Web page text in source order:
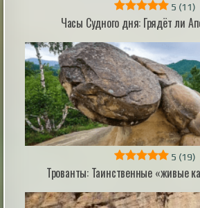
«Незримое»
ужасов
Представляем вашему вниманию
короткометражный фильм
— триллер, пост-хоррор с
Трудный подросток-девушка после
с родителями начинает замечать у
некую незримую силу… Режиссёр и
Владимир Мотырев В главных
Шепелевич, Антонина Малышко,
screepdveri.ru | 2nd Apr 2025
5 (11)
Часы Судного дня: Грядёт ли
5 (19)
Трованты: Таинственные «живые